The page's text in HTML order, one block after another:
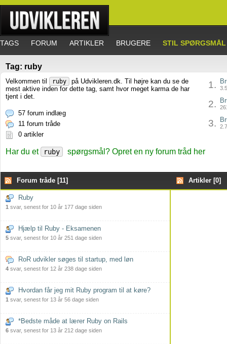
TAGS FORUM ARTIKLER BRUGERE STIL SPØRGSMÅL
Tag: ruby
Velkommen til ruby
på Udvikleren.dk. Til højre kan du se de
mest aktive inden for dette tag, samt hvor meget karma de har
tjent i det.
57 forum indlæg
11 forum tråde
0 artikler
1.
2.
3.
Har du et ruby spørgsmål? Opret en ny forum tråd her
Forum tråde [11] Artikler [0]
Ruby
1 svar, senest for 10 år 177 dage siden
Hjælp til Ruby - Eksamenen
5 svar, senest for 10 år 251 dage siden
RoR udvikler søges til startup, med løn
4 svar, senest for 12 år 238 dage siden
Hvordan får jeg mit Ruby program til at køre?
1 svar, senest for 13 år 56 dage siden
*Bedste måde at lærer Ruby on Rails
6 svar, senest for 13 år 212 dage siden